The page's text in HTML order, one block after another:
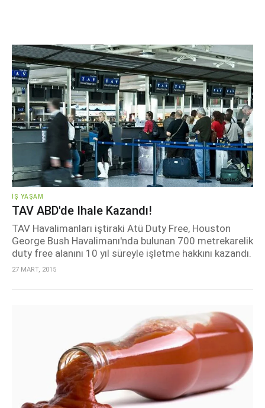
İŞ YAŞAM
TAV ABD'de Ihale Kazandı!
TAV Havalimanları iştiraki Atü Duty Free, Houston
George Bush Havalimanı'nda bulunan 700 metrekarelik
duty free alanını 10 yıl süreyle işletme hakkını kazandı.
27 MART, 2015